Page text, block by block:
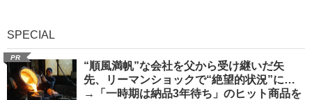
SPECIAL
PR
“順風満帆”な会社を父から受け継いだ矢
先、リーマンショックで“絶望的状況”に…
→「一時期は納品3年待ち」のヒット商品を